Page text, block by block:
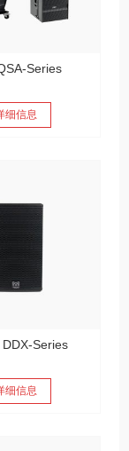
Series
细信息
Series
细信息